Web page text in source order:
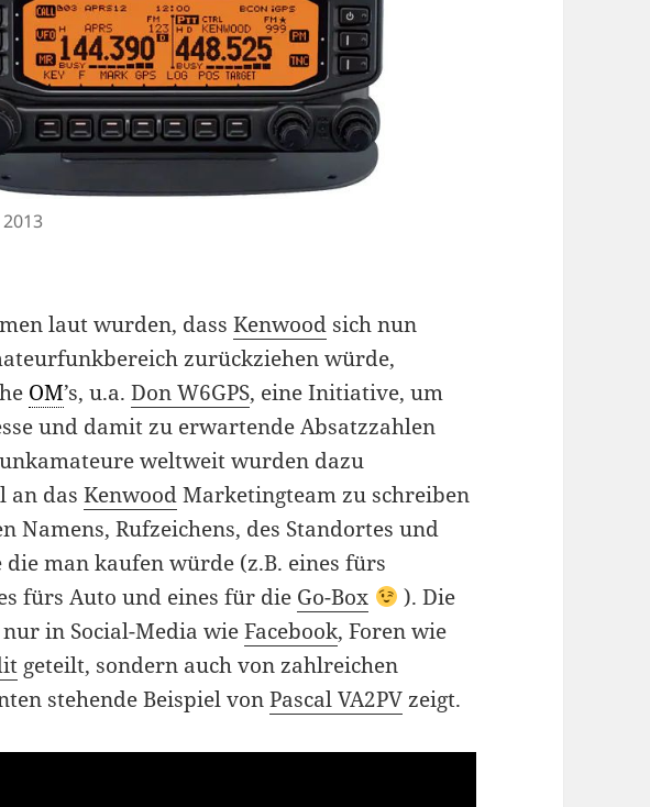
laut wurden, dassKenwood sich nun
zurückziehen würde,
OM’s, u.a.Don W6GPS, eine Initiative, um
und damit zu erwartende Absatzzahlen
weltweit wurden dazu
an dasKenwoodMarketingteam zu schreiben
Namens, Rufzeichens, des Standortes und
man kaufen würde (z.B. eines fürs
fürs Auto und eines für die Go-Box
). Die
in Social-Media wieFacebook, Foren wie
geteilt, sondern auch von zahlreichen
stehende Beispiel vonPascal VA2PVzeigt.